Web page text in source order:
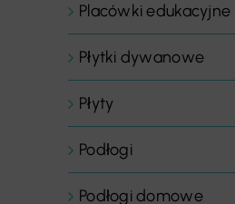
Placówki edukacyjne
Płytki dywanowe
Płyty
Podłogi
Podłogi domowe